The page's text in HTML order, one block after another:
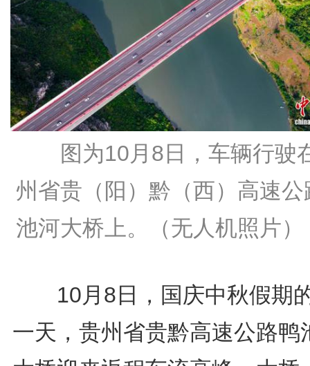
图为10月8日，车辆行驶
州省贵（阳）黔（西）高速公
池河大桥上。（无人机照片）
10月8日，国庆中秋假期
一天，贵州省贵黔高速公路鸭